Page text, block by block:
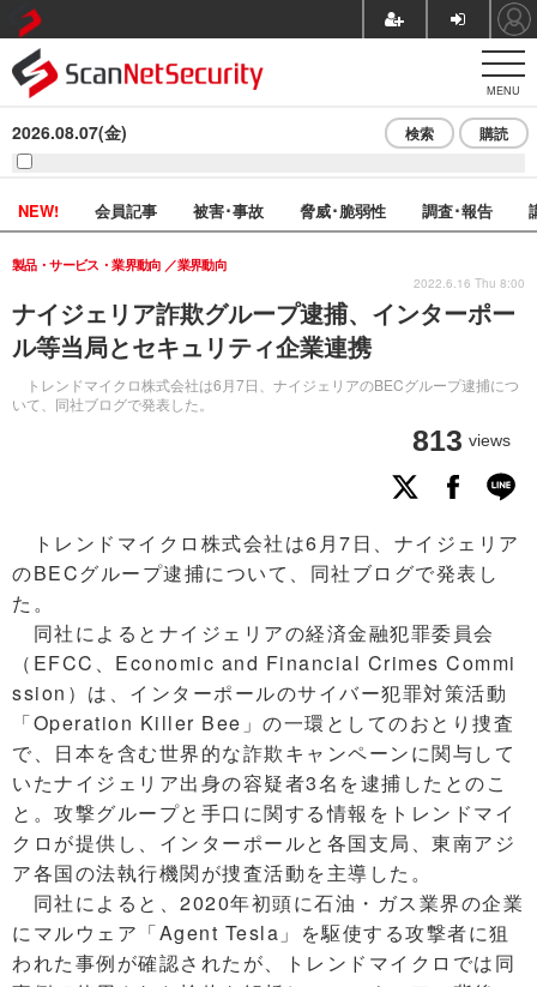
MENU
2026.08.07(金) 検索 購読
NEW! 会員記事 被害･事故 脅威･脆弱性 調査･報告
ナイジェリア詐欺グループ逮捕、インターポー
ル等当局とセキュリティ企業連携
トレンドマイクロ株式会社は6月7日、ナイジェリアのBECグループ逮捕につ
いて、同社ブログで発表した。
製品・サービス・業界動向 業界動向
813 views
2022.6.16 Thu 8:00
トレンドマイクロ株式会社は6月7日、ナイジェリア
のBECグループ逮捕について、同社ブログで発表し
た。
同社によるとナイジェリアの経済金融犯罪委員会
（EFCC、Economic and Financial Crimes Commi
ssion）は、インターポールのサイバー犯罪対策活動
「Operation Killer Bee」の一環としてのおとり捜査
で、日本を含む世界的な詐欺キャンペーンに関与して
いたナイジェリア出身の容疑者3名を逮捕したとのこ
と。攻撃グループと手口に関する情報をトレンドマイ
クロが提供し、インターポールと各国支局、東南アジ
ア各国の法執行機関が捜査活動を主導した。
同社によると、2020年初頭に石油・ガス業界の企業
にマルウェア「Agent Tesla」を駆使する攻撃者に狙
われた事例が確認されたが、トレンドマイクロでは同